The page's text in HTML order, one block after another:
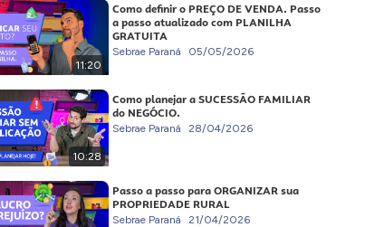
11:20
Como definir o PREÇO DE VENDA. Passo
a passo atualizado com PLANILHA
GRATUITA
Sebrae Paraná 05/05/2026
10:28
Como planejar a SUCESSÃO FAMILIAR
do NEGÓCIO.
Sebrae Paraná 28/04/2026
Passo a passo para ORGANIZAR sua
PROPRIEDADE RURAL
Sebrae Paraná 21/04/2026